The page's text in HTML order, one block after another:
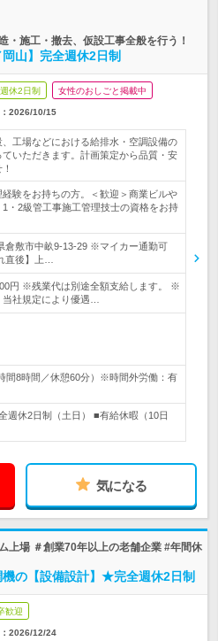
・施工・撤去、仮設工事全般を行う！
山】完全週休2日制
休2日制 女性のおしごと掲載中
2026/10/15
工場などにおける給排水・空調設備の
いただきます。計画策定から品質・安
経験をお持ちの方。＜歓迎＞商業ビルや
・2級管工事施工管理技士の資格をお持
倉敷市中畝9-13-29 ※マイカー通勤可
直後】上…
円 ※残業代は別途全額支給します。 ※
社規定により優遇…
間8時間／休憩60分）※時間外労働：有
週休2日制（土日） ■有給休暇（10日
気になる
上場 ＃創業70年以上の老舗企業 #年間休
機の【設備設計】★完全週休2日制
歓迎
2026/12/24